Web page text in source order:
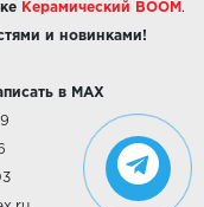
Керамический BOOM .
и новинками!
в MAX